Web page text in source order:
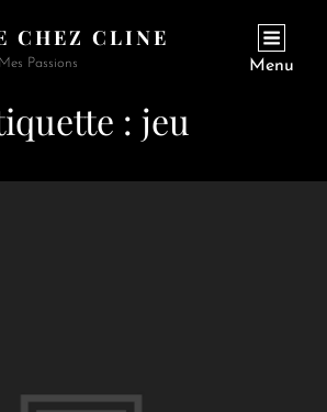
CHEZ CLINE
Passions Menu
: jeu